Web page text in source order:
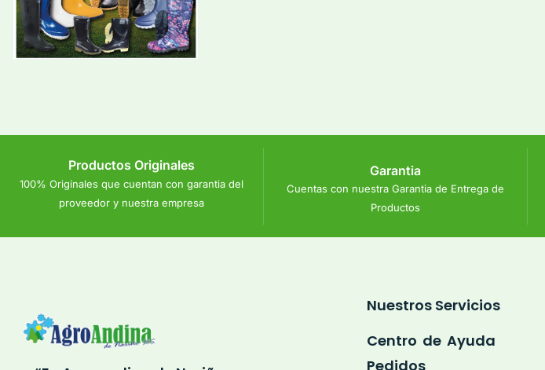
Productos Originales
100% Originales que cuentan con garantia del
proveedor y nuestra empresa
Garantia
Cuentas con nuestra Garantia de Entrega de
Productos
Nuestros Servicios
Centro de Ayuda
Pedidos